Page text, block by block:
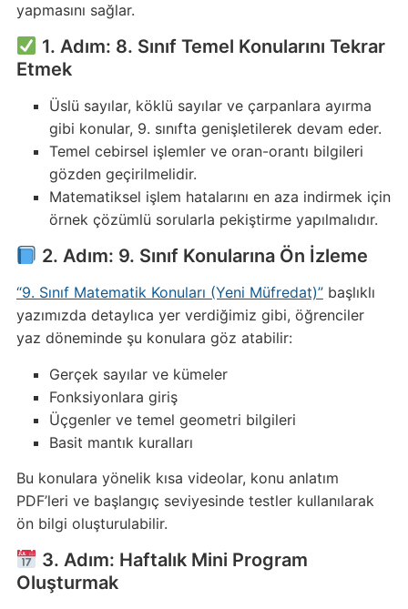
yapmasını sağlar.
1. Adım: 8. Sınıf Temel Konularını Tekrar
Etmek
Üslü sayılar, köklü sayılar ve çarpanlara ayırma
gibi konular, 9. sınıfta genişletilerek devam eder.
Temel cebirsel işlemler ve oran-orantı bilgileri
gözden geçirilmelidir.
Matematiksel işlem hatalarını en aza indirmek için
örnek çözümlü sorularla pekiştirme yapılmalıdır.
2. Adım: 9. Sınıf Konularına Ön İzleme
“9. Sınıf Matematik Konuları (Yeni Müfredat)”başlıklı
yazımızda detaylıca yer verdiğimiz gibi, öğrenciler
yaz döneminde şu konulara göz atabilir:
Gerçek sayılar ve kümeler
Fonksiyonlara giriş
Üçgenler ve temel geometri bilgileri
Basit mantık kuralları
Bu konulara yönelik kısa videolar, konu anlatım
PDF’leri ve başlangıç seviyesinde testler kullanılarak
ön bilgi oluşturulabilir.
3. Adım: Haftalık Mini Program
Oluşturmak